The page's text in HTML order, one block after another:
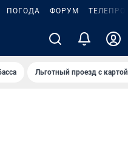
ПОГОДА ФОРУМ
Льготный проезд с